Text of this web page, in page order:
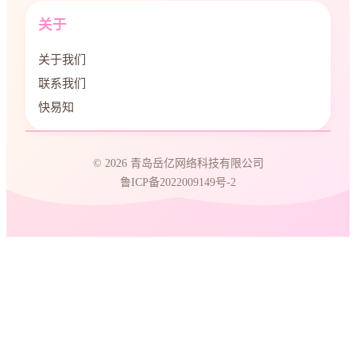
关于
关于我们
联系我们
快易知
© 2026 青岛岳亿网络科技有限公司
鲁ICP备2022009149号-2